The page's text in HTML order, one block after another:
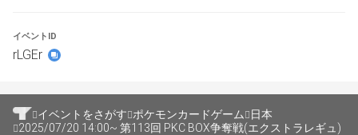
※当日、参加人数により回戦数が変動する場合がありま
す。ご了承ください
イベントID
rLGEr
イベントをさがす ポケモンカードゲーム
日本
2025/07/20 14:00~ 第113回 PKC BOX争奪戦(エクストラレギュ)